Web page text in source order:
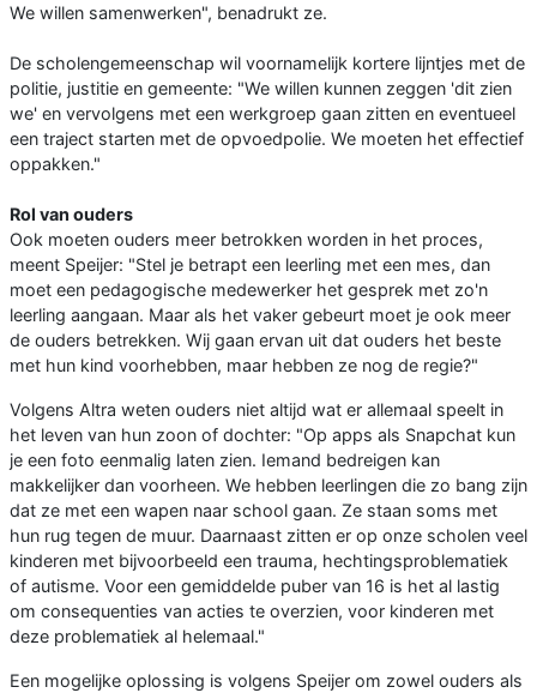
We willen samenwerken", benadrukt ze.
De scholengemeenschap wil voornamelijk kortere lijntjes met de
politie, justitie en gemeente: "We willen kunnen zeggen 'dit zien
we' en vervolgens met een werkgroep gaan zitten en eventueel
een traject starten met de opvoedpolie. We moeten het effectief
oppakken."
Rol van ouders
Ook moeten ouders meer betrokken worden in het proces,
meent Speijer: "Stel je betrapt een leerling met een mes, dan
moet een pedagogische medewerker het gesprek met zo'n
leerling aangaan. Maar als het vaker gebeurt moet je ook meer
de ouders betrekken. Wij gaan ervan uit dat ouders het beste
met hun kind voorhebben, maar hebben ze nog de regie?"
Volgens Altra weten ouders niet altijd wat er allemaal speelt in
het leven van hun zoon of dochter: "Op apps als Snapchat kun
je een foto eenmalig laten zien. Iemand bedreigen kan
makkelijker dan voorheen. We hebben leerlingen die zo bang zijn
dat ze met een wapen naar school gaan. Ze staan soms met
hun rug tegen de muur. Daarnaast zitten er op onze scholen veel
kinderen met bijvoorbeeld een trauma, hechtingsproblematiek
of autisme. Voor een gemiddelde puber van 16 is het al lastig
om consequenties van acties te overzien, voor kinderen met
deze problematiek al helemaal."
Een mogelijke oplossing is volgens Speijer om zowel ouders als